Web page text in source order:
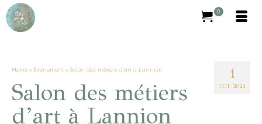
0
1
OCT 2024
Home » Événement » Salon des métiers d’art à Lannion
Salon des métiers
d’art à Lannion